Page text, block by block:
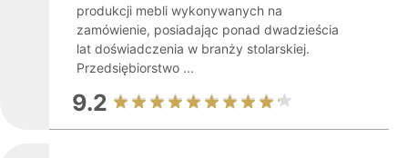
produkcji mebli wykonywanych na
zamówienie, posiadając ponad dwadzieścia
lat doświadczenia w branży stolarskiej.
Przedsiębiorstwo ...
9.2